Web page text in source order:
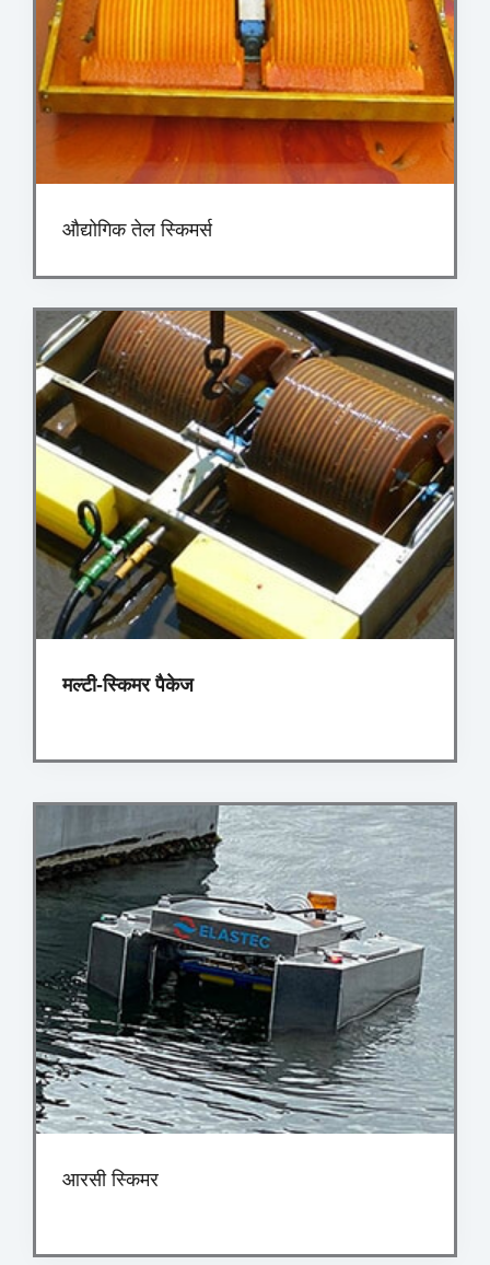
औद्योगिक तेल स्किमर्स
मल्टी-स्किमर पैकेज
आरसी स्किमर